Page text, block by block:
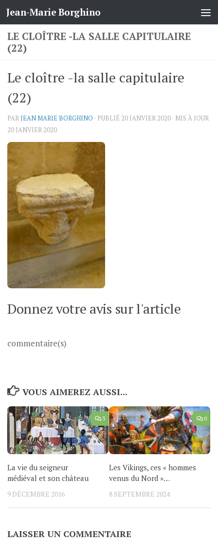
Skip to content
Jean-Marie Borghino
LE CLOÎTRE -LA SALLE CAPITULAIRE
(22)
Le cloître -la salle capitulaire
(22)
PARJEAN MARIE BORGHINO · PUBLIÉ 20 JANVIER 2020 · MIS À JOUR
20 JANVIER 2020
Donnez votre avis sur l'article
commentaire(s)
VOUS AIMEREZ AUSSI...
3
La vie du seigneur
médiéval et son château
9 DÉCEMBRE 2016
0
Les Vikings, ces « hommes
venus du Nord »…
8 SEPTEMBRE 2024
LAISSER UN COMMENTAIRE